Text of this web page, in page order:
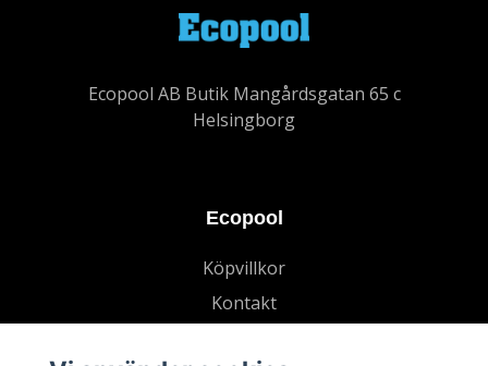
Ecopool AB Butik Mangårdsgatan 65 c
Helsingborg
Ecopool
Köpvillkor
Kontakt